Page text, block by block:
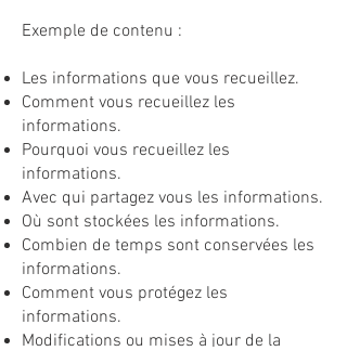
Exemple de contenu :
Les informations que vous recueillez.
Comment vous recueillez les
informations.
Pourquoi vous recueillez les
informations.
Avec qui partagez vous les informations.
Où sont stockées les informations.
Combien de temps sont conservées les
informations.
Comment vous protégez les
informations.
Modifications ou mises à jour de la